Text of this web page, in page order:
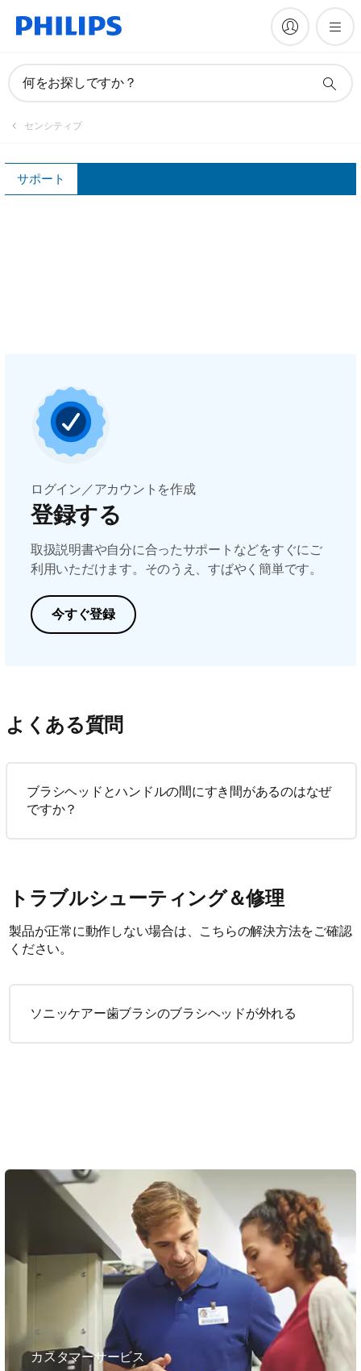
何をお探しですか？
センシティブ
サポート
FAQ
ログイン／アカウントを作成
登録する
取扱説明書や自分に合ったサポートなどをすぐにご
利用いただけます。そのうえ、すばやく簡単です。
今すぐ登録
よくある質問
ブラシヘッドとハンドルの間にすき間があるのはなぜ
ですか？
トラブルシューティング＆修理
製品が正常に動作しない場合は、こちらの解決方法をご確認
ください。
ソニッケアー歯ブラシのブラシヘッドが外れる
カスタマーサービス